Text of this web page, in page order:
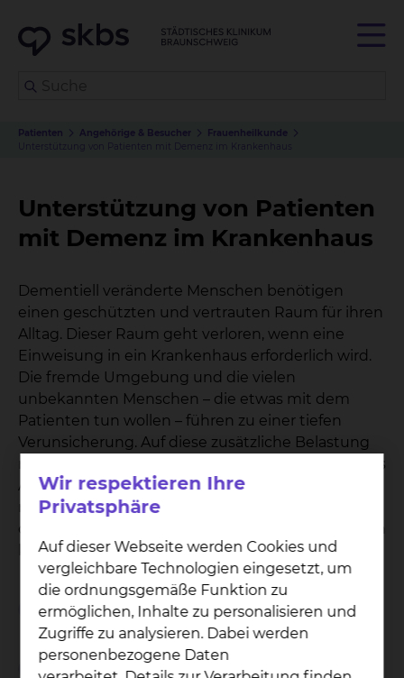
Patienten Angehörige & Besucher
Frauenheilkunde
Unterstützung von Patienten mit Demenz im Krankenhaus
Unterstützung von Patienten
mit Demenz im Krankenhaus
Dementiell veränderte Menschen benötigen
einen geschützten und vertrauten Raum für ihren
Alltag. Dieser Raum geht verloren, wenn eine
Einweisung in ein Krankenhaus erforderlich wird.
Die fremde Umgebung und die vielen
unbekannten Menschen – die etwas mit dem
Patienten tun wollen – führen zu einer tiefen
Verunsicherung. Auf diese zusätzliche Belastung
reagieren wir. Unser Ziel ist es, den Zeitrahmen des
Aufenthaltes auf das absolut notwendige Maß zu
reduzieren, indem der Aufenthalt mit den
diagnostischen und therapeutischen Maßnahmen
klar durchstrukturiert und organisiert wird.
Geplante Aufnahme
Ungeplante Aufnahme / Notfall
Wir respektieren Ihre
Privatsphäre
Auf dieser Webseite werden Cookies und
vergleichbare Technologien eingesetzt, um
die ordnungsgemäße Funktion zu
ermöglichen, Inhalte zu personalisieren und
Zugriffe zu analysieren. Dabei werden
personenbezogene Daten